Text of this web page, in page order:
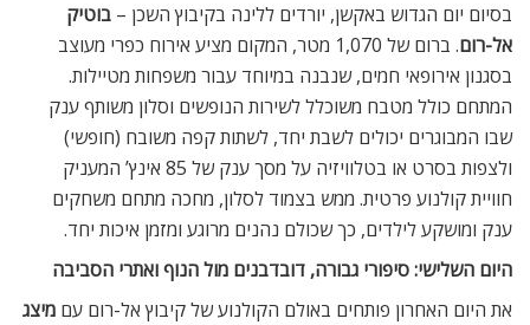
בסיום יום הגדוש באקשן, יורדים ללינה בקיבוץ השכן – בוטיק
אל-רום
. ברום של 1,070 מטר, המקום מציע אירוח כפרי מעוצב
בסגנון אירופאי חמים, שנבנה במיוחד עבור משפחות מטיילות.
המתחם כולל מטבח משוכלל לשירות הנופשים וסלון משותף ענק
שבו המבוגרים יכולים לשבת יחד, לשתות קפה משובח (חופשי)
ולצפות בסרט או בטלוויזיה על מסך ענק של 85 אינץ’ המעניק
חוויית קולנוע פרטית. ממש בצמוד לסלון, מחכה מתחם משחקים
ענק ומושקע לילדים, כך שכולם נהנים מרוגע ומזמן איכות יחד.
היום השלישי: סיפורי גבורה, דובדבנים מול הנוף ואתרי הסביבה
את היום האחרון פותחים באולם הקולנוע של קיבוץ אל-רום עם מיצג